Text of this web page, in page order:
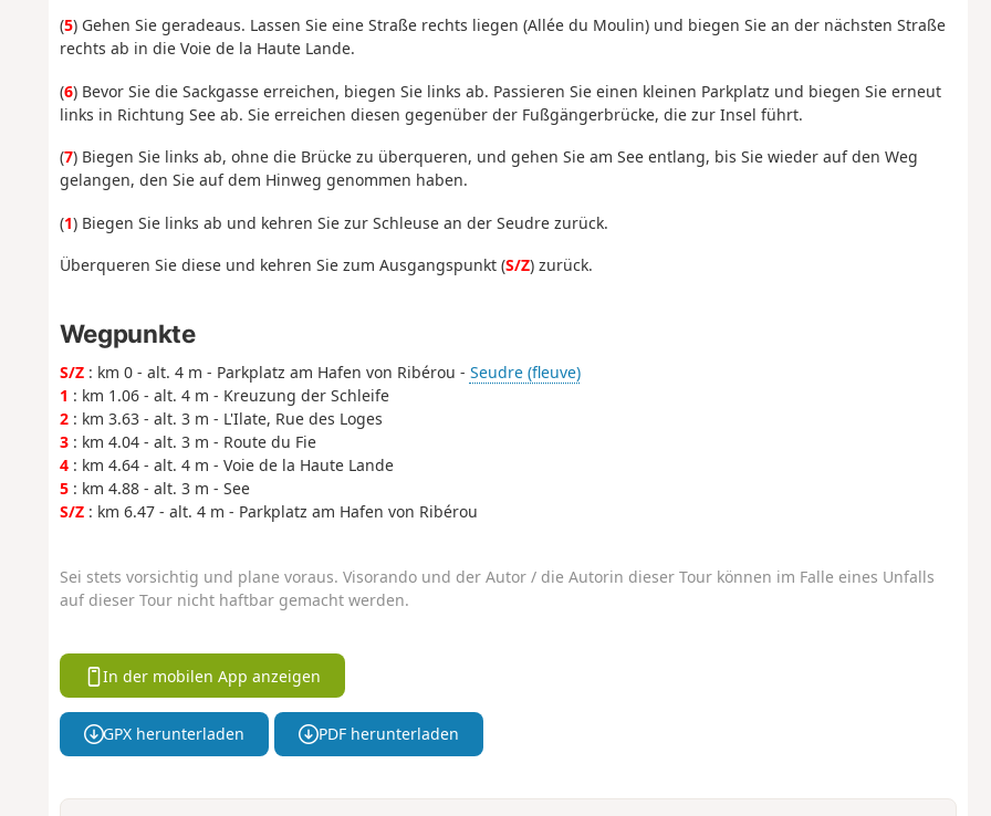
(5) Gehen Sie geradeaus. Lassen Sie eine Straße rechts liegen (Allée du Moulin) und biegen Sie an der nächsten Straße
rechts ab in die Voie de la Haute Lande.
(6) Bevor Sie die Sackgasse erreichen, biegen Sie links ab. Passieren Sie einen kleinen Parkplatz und biegen Sie erneut
links in Richtung See ab. Sie erreichen diesen gegenüber der Fußgängerbrücke, die zur Insel führt.
(7) Biegen Sie links ab, ohne die Brücke zu überqueren, und gehen Sie am See entlang, bis Sie wieder auf den Weg
gelangen, den Sie auf dem Hinweg genommen haben.
(1) Biegen Sie links ab und kehren Sie zur Schleuse an der Seudre zurück.
Überqueren Sie diese und kehren Sie zum Ausgangspunkt (S/Z) zurück.
Wegpunkte
S/Z: km 0 - alt. 4 m - Parkplatz am Hafen von Ribérou - Seudre (fleuve)
1 : km 1.06 - alt. 4 m - Kreuzung der Schleife
2: km 3.63 - alt. 3 m - L'Ilate, Rue des Loges
3: km 4.04 - alt. 3 m - Route du Fie
4: km 4.64 - alt. 4 m - Voie de la Haute Lande
5: km 4.88 - alt. 3 m - See
S/Z: km 6.47 - alt. 4 m - Parkplatz am Hafen von Ribérou
Sei stets vorsichtig und plane voraus. Visorando und der Autor / die Autorin dieser Tour können im Falle eines Unfalls
auf dieser Tour nicht haftbar gemacht werden.
In der mobilen App anzeigen
GPX herunterladen PDF herunterladen